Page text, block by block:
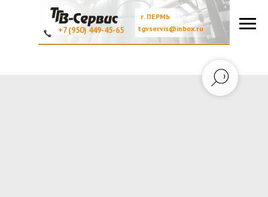
г. ПЕРМЬ
+7 (950) 449-45-65 tgvservis@inbox.ru